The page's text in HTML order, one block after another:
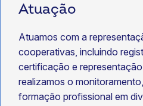
Atuação
Atuamos com a
cooperativas, incluindo
certificação e
realizamos o
formação profissional em